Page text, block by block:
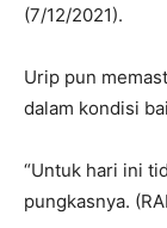
(7/12/2021).
Urip pun
dalam kondisi
“Untuk hari ini
pungkasnya.